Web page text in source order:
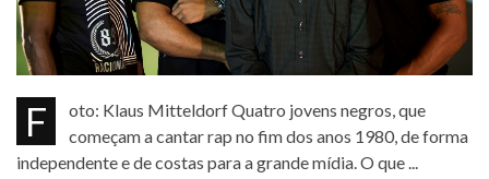
Foto: Klaus Mitteldorf Quatro jovens negros, que
começam a cantar rap no fim dos anos 1980, de forma
independente e de costas para a grande mídia. O que ...